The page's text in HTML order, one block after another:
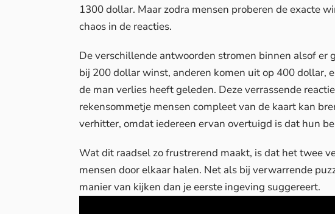
1300 dollar. Maar zodra mensen proberen de exacte
chaos in de reacties.
De verschillende antwoorden stromen binnen alsof er
bij 200 dollar winst, anderen komen uit op 400 dollar,
de man verlies heeft geleden. Deze verrassende
rekensommetje mensen compleet van de kaart kan
verhitter, omdat iedereen ervan overtuigd is dat hun
Wat dit raadsel zo frustrerend maakt, is dat het twee
mensen door elkaar halen. Net als bij verwarrende
manier van kijken dan je eerste ingeving suggereert.